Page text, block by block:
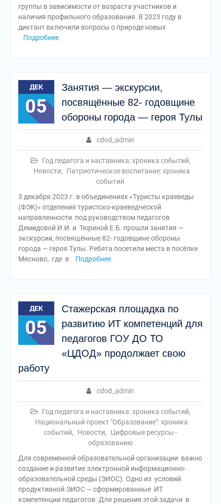
группы в зависимости от возраста участников и
наличия профильного образования. В 2023 году в
диктант включили вопросы о природе новых
Подробнее
ДЕК
05
Занятия — экскурсии,
посвящённые 82- годовщине
обороны города — героя Тулы
cdod_admin
Год педагога и наставника: хроника событий,
Новости,
Патриотическое воспитание: хроника
событий
3 декабря 2023 г. в объединениях «Туристы краеведы
(ФЭК)» отделения туристско-краеведческой
направленности под руководством педагогов
Демидовой И.И. и Тюриной Е.Б. прошли занятия —
экскурсии, посвящённые 82- годовщине обороны
города — героя Тулы. Ребята посетили места в посёлке
Мясново, где в
Подробнее
ДЕК
05
Стажерская площадка по
развитию ИТ компетенций для
педагогов ГОУ ДО ТО
«ЦДОД» продолжает свою
работу
cdod_admin
Год педагога и наставника: хроника событий,
Национальный проект "Образование": хроника
событий, Новости,
Цифровые ресурсы -
образованию
Для современной образовательной организации важно
создание и развитие электронной информационно-
образовательной среды (ЭИОС). Одно из условий
продуктивной ЭИОС — сформированные ИТ
компетенции педагогов. Для решения этой задачи в